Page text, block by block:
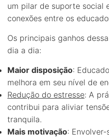
um pilar de suporte social
conexões entre os
Os principais ganhos
dia a dia:
Maior disposição:
melhora em seu nível de
Redução do estresse: A
contribui para aliviar
tranquila.
Mais motivação: